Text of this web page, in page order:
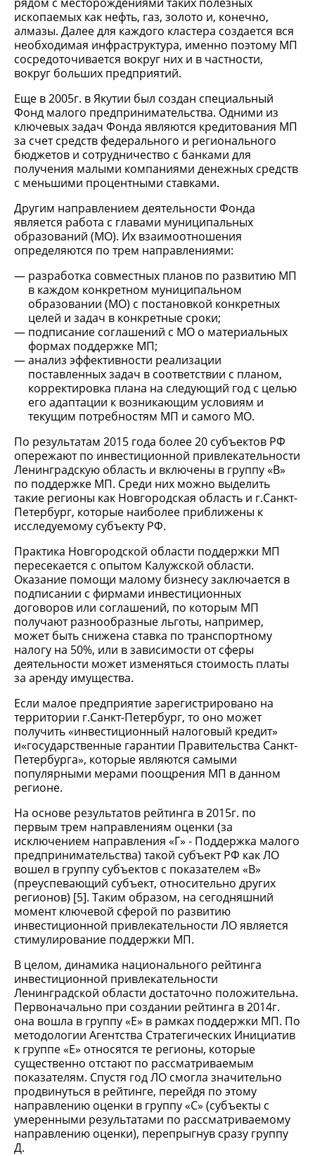
ископаемых как нефть, газ, золото и, конечно,
алмазы. Далее для каждого кластера создается вся
необходимая инфраструктура, именно поэтому МП
сосредоточивается вокруг них и в частности,
вокруг больших предприятий.
Еще в 2005г. в Якутии был создан специальный
Фонд малого предпринимательства. Одними из
ключевых задач Фонда являются кредитования МП
за счет средств федерального и регионального
бюджетов и сотрудничество с банками для
получения малыми компаниями денежных средств
с меньшими процентными ставками.
Другим направлением деятельности Фонда
является работа с главами муниципальных
образований (МО). Их взаимоотношения
определяются по трем направлениями:
разработка совместных планов по развитию МП
в каждом конкретном муниципальном
образовании (МО) с постановкой конкретных
целей и задач в конкретные сроки;
подписание соглашений с МО о материальных
формах поддержке МП;
анализ эффективности реализации
поставленных задач в соответствии с планом,
корректировка плана на следующий год с целью
его адаптации к возникающим условиям и
текущим потребностям МП и самого МО.
По результатам 2015 года более 20 субъектов РФ
опережают по инвестиционной привлекательности
Ленинградскую область и включены в группу «В»
по поддержке МП. Среди них можно выделить
такие регионы как Новгородская область и г.Санкт-
Петербург, которые наиболее приближены к
исследуемому субъекту РФ.
Практика Новгородской области поддержки МП
пересекается с опытом Калужской области.
Оказание помощи малому бизнесу заключается в
подписании с фирмами инвестиционных
договоров или соглашений, по которым МП
получают разнообразные льготы, например,
может быть снижена ставка по транспортному
налогу на 50%, или в зависимости от сферы
деятельности может изменяться стоимость платы
за аренду имущества.
Если малое предприятие зарегистрировано на
территории г.Санкт-Петербург, то оно может
получить «инвестиционный налоговый кредит»
и«государственные гарантии Правительства Санкт-
Петербурга», которые являются самыми
популярными мерами поощрения МП в данном
регионе.
На основе результатов рейтинга в 2015г. по
первым трем направлениям оценки (за
исключением направления «Г» - Поддержка малого
предпринимательства) такой субъект РФ как ЛО
вошел в группу субъектов с показателем «В»
(преуспевающий субъект, относительно других
регионов) [5]. Таким образом, на сегодняшний
момент ключевой сферой по развитию
инвестиционной привлекательности ЛО является
стимулирование поддержки МП.
В целом, динамика национального рейтинга
инвестиционной привлекательности
Ленинградской области достаточно положительна.
Первоначально при создании рейтинга в 2014г.
она вошла в группу «Е» в рамках поддержки МП. По
методологии Агентства Стратегических Инициатив
к группе «Е» относятся те регионы, которые
существенно отстают по рассматриваемым
показателям. Спустя год ЛО смогла значительно
продвинуться в рейтинге, перейдя по этому
направлению оценки в группу «С» (субъекты с
умеренными результатами по рассматриваемому
направлению оценки), перепрыгнув сразу группу
Д.